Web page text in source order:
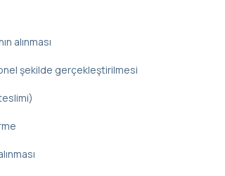
alınması
şekilde gerçekleştirilmesi